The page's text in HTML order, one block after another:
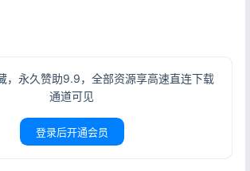
，永久赞助9.9，全部资源享高速直连下载
通道可见
登录后开通会员